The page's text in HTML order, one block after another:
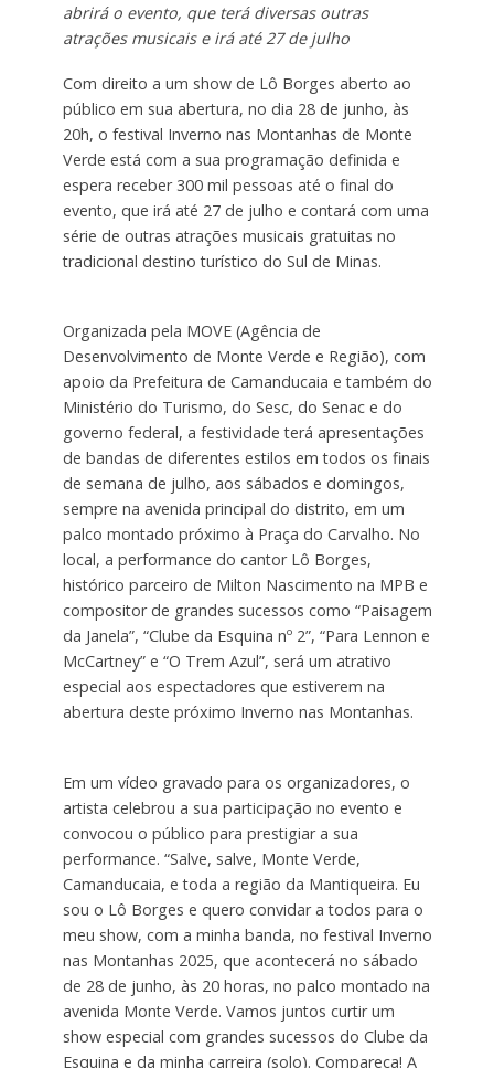
abrirá o evento, que terá diversas outras
atrações musicais e irá até 27 de julho
Com direito a um show de Lô Borges aberto ao
público em sua abertura, no dia 28 de junho, às
20h, o festival Inverno nas Montanhas de Monte
Verde está com a sua programação definida e
espera receber 300 mil pessoas até o final do
evento, que irá até 27 de julho e contará com uma
série de outras atrações musicais gratuitas no
tradicional destino turístico do Sul de Minas.
Organizada pela MOVE (Agência de
Desenvolvimento de Monte Verde e Região), com
apoio da Prefeitura de Camanducaia e também do
Ministério do Turismo, do Sesc, do Senac e do
governo federal, a festividade terá apresentações
de bandas de diferentes estilos em todos os finais
de semana de julho, aos sábados e domingos,
sempre na avenida principal do distrito, em um
palco montado próximo à Praça do Carvalho. No
local, a performance do cantor Lô Borges,
histórico parceiro de Milton Nascimento na MPB e
compositor de grandes sucessos como “Paisagem
da Janela”, “Clube da Esquina nº 2”, “Para Lennon e
McCartney” e “O Trem Azul”, será um atrativo
especial aos espectadores que estiverem na
abertura deste próximo Inverno nas Montanhas.
Em um vídeo gravado para os organizadores, o
artista celebrou a sua participação no evento e
convocou o público para prestigiar a sua
performance. “Salve, salve, Monte Verde,
Camanducaia, e toda a região da Mantiqueira. Eu
sou o Lô Borges e quero convidar a todos para o
meu show, com a minha banda, no festival Inverno
nas Montanhas 2025, que acontecerá no sábado
de 28 de junho, às 20 horas, no palco montado na
avenida Monte Verde. Vamos juntos curtir um
show especial com grandes sucessos do Clube da
Esquina e da minha carreira (solo). Compareça! A